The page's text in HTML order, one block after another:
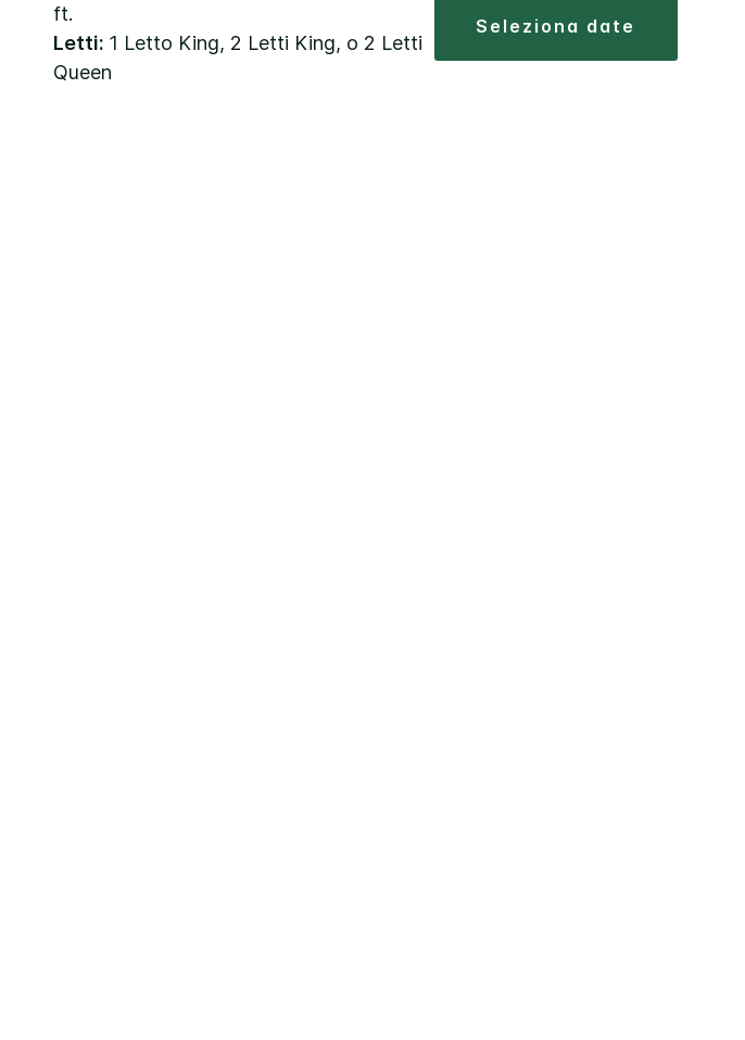
ft.
Letti: 1 Letto King, 2 Letti King, o 2 Letti
Queen
seleziona date